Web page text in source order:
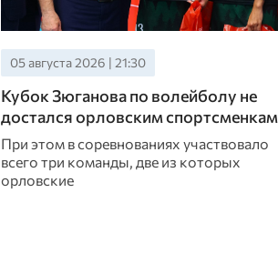
05 августа 2026 | 21:30
Кубок Зюганова по волейболу не
достался орловским спортсменкам
При этом в соревнованиях участвовало
всего три команды, две из которых
орловские